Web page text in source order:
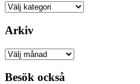
Kategorier
Arkiv
Arkiv
Besök också